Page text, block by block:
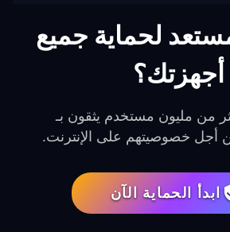
لحماية جميع
أجهزتك؟
من مليون مستخدم يثقون بـ
ابدأ الحماية الآن